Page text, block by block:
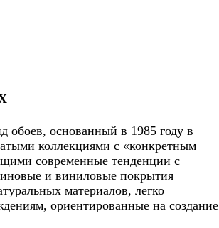
обоев, основанный в 1985 году в
коллекциями с «конкретным
современные тенденции с
и виниловые покрытия
материалов, легко
ориентированные на создание